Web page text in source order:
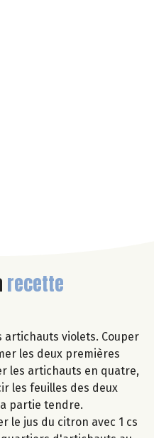
recette
artichauts violets. Couper
les deux premières
les artichauts en quatre,
les feuilles des deux
partie tendre.
le jus du citron avec 1 cs